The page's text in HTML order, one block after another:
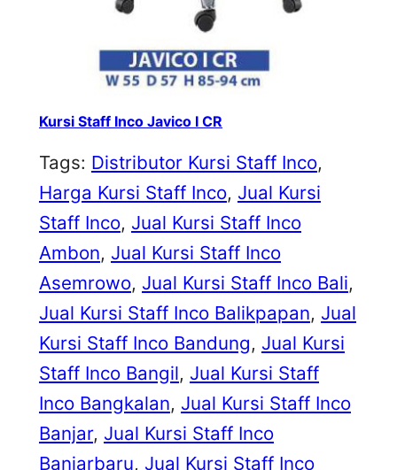
Kursi Staff Inco Javico I CR
Tags: Distributor Kursi Staff Inco
Harga Kursi Staff Inco, Jual Kursi
Staff Inco, Jual Kursi Staff Inco
Ambon, Jual Kursi Staff Inco
Asemrowo, Jual Kursi Staff Inco Bali
Jual Kursi Staff Inco Balikpapan, Jual
Kursi Staff Inco Bandung, Jual Kursi
Staff Inco Bangil, Jual Kursi Staff
Inco Bangkalan, Jual Kursi Staff Inco
Banjar, Jual Kursi Staff Inco
Banjarbaru, Jual Kursi Staff Inco